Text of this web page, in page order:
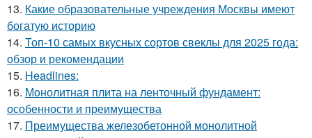
13. Какие образовательные учреждения Москвы имеют
богатую историю
14. Топ-10 самых вкусных сортов свеклы для 2025 года:
обзор и рекомендации
15. Headlines:
16. Монолитная плита на ленточный фундамент:
особенности и преимущества
17. Преимущества железобетонной монолитной